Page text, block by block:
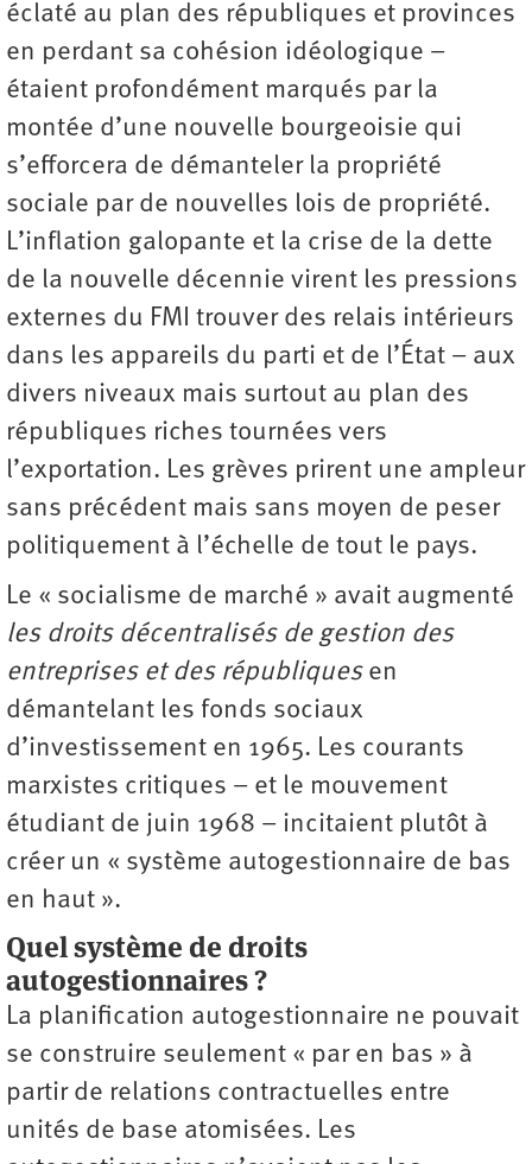
éclaté au plan des républiques et provinces
en perdant sa cohésion idéologique –
étaient profondément marqués par la
montée d’une nouvelle bourgeoisie qui
s’efforcera de démanteler la propriété
sociale par de nouvelles lois de propriété.
L’inflation galopante et la crise de la dette
de la nouvelle décennie virent les pressions
externes du FMI trouver des relais intérieurs
dans les appareils du parti et de l’État – aux
divers niveaux mais surtout au plan des
républiques riches tournées vers
l’exportation. Les grèves prirent une ampleur
sans précédent mais sans moyen de peser
politiquement à l’échelle de tout le pays.
Le « socialisme de marché » avait augmenté
les droits décentralisés de gestion des
entreprises et des républiquesen
démantelant les fonds sociaux
d’investissement en 1965. Les courants
marxistes critiques – et le mouvement
étudiant de juin 1968 – incitaient plutôt à
créer un « système autogestionnaire de bas
en haut ».
Quel système de droits
autogestionnaires ?
La planification autogestionnaire ne pouvait
se construire seulement « par en bas » à
partir de relations contractuelles entre
unités de base atomisées. Les